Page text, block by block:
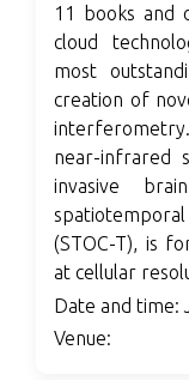
11 books and
cloud
most
creation of
near-infrared
invasive
(STOC-T), is
at cellular
Date and time:
Venue: